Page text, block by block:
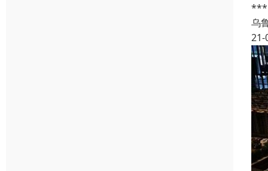
***
乌
21-